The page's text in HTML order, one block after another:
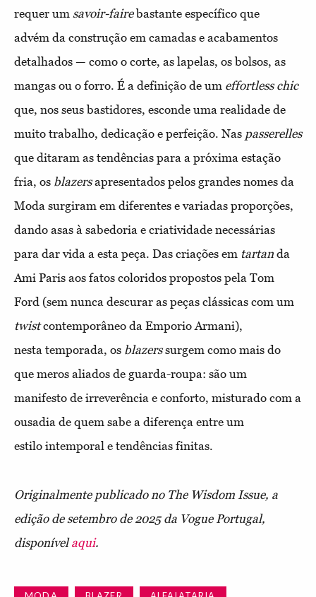
requer um savoir-fairebastante específico que
advém da construção em camadas e acabamentos
detalhados — como o corte, as lapelas, os bolsos, as
mangas ou o forro. É a definição de um effortless chic
que, nos seus bastidores, esconde uma realidade de
muito trabalho, dedicação e perfeição. Nas passerelles
que ditaram as tendências para a próxima estação
fria, os blazersapresentados pelos grandes nomes da
Moda surgiram em diferentes e variadas proporções,
dando asas à sabedoria e criatividade necessárias
para dar vida a esta peça. Das criações em tartan da
Ami Paris aos fatos coloridos propostos pela Tom
Ford (sem nunca descurar as peças clássicas com um
twistcontemporâneo da Emporio Armani),
nesta temporada, os blazerssurgem como mais do
que meros aliados de guarda-roupa: são um
manifesto de irreverência e conforto, misturado com a
ousadia de quem sabe a diferença entre um
estilo intemporal e tendências finitas.
Originalmente publicado no The Wisdom Issue, a
edição de setembro de 2025 da Vogue Portugal,
disponívelaqui.